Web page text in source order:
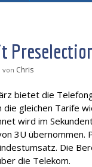
von Chris
bietet die
die gleichen Tarife
wird im
3U übernommen.
Die
die Telekom.